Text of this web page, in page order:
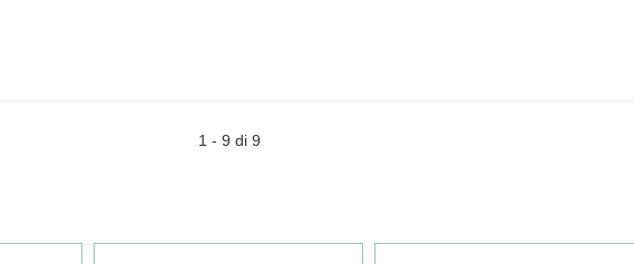
1 - 9 di 9